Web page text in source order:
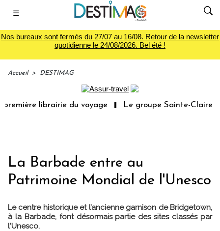
☰
Nos bureaux sont fermés du 27/07 au 16/08. Retour de la newsletter
quotidienne le 24/08/2026. Bel été !
Accueil > DESTIMAG
librairie du voyage Le groupe Sainte-Claire
La Barbade entre au
Patrimoine Mondial de l'Unesco
Le centre historique et l’ancienne garnison de Bridgetown,
à la Barbade, font désormais partie des sites classés par
l'Unesco.